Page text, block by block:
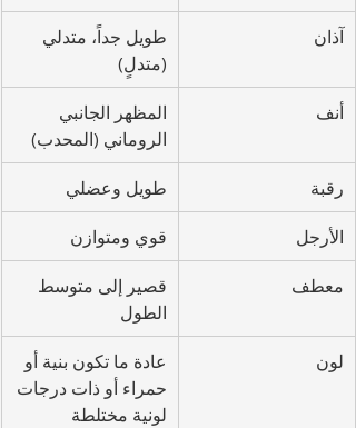
آذان
طويل جداً، متدلي
(متدلٍ)
أنف
المظهر الجانبي
الروماني (المحدب)
رقبة طويل وعضلي
الأرجل قوي ومتوازن
معطف
قصير إلى متوسط
الطول
لون
عادة ما تكون بنية أو
حمراء أو ذات درجات
لونية مختلطة